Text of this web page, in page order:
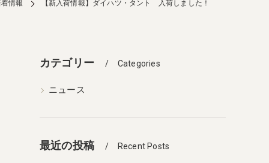
情報 【新入荷情報】ダイハツ・タント 入荷しました！
カテゴリー Categories
ニュース
最近の投稿 Recent Posts